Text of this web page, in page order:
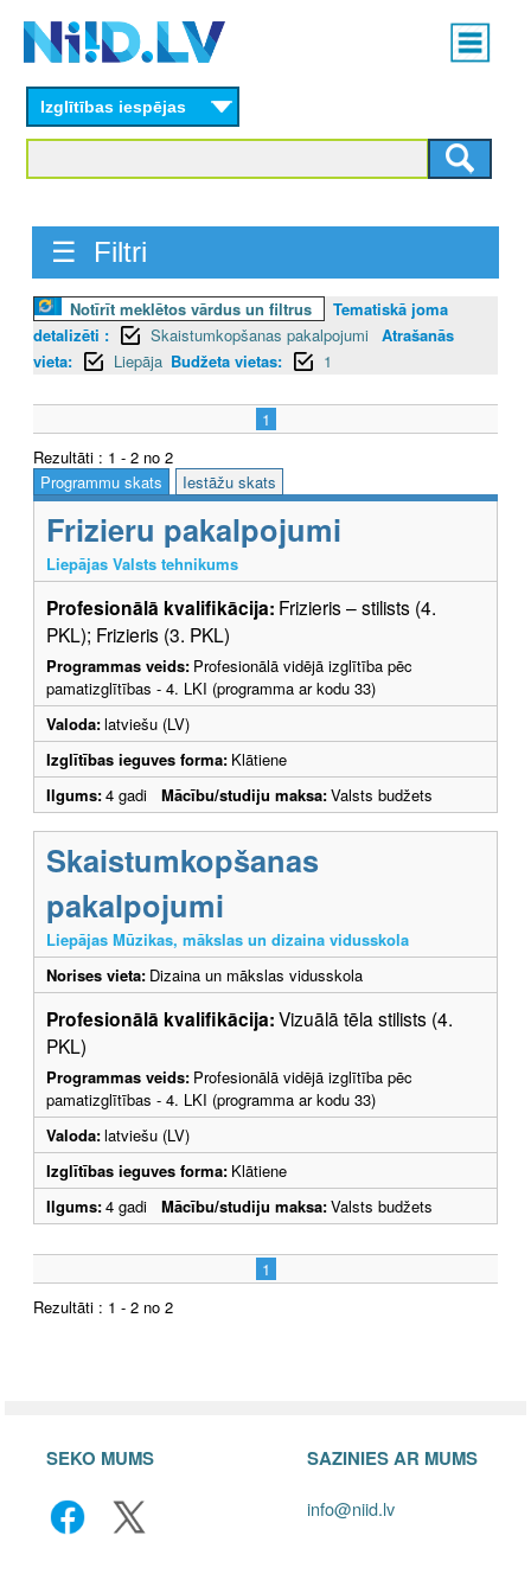
content
Main
menu
Izglītības iespējas
☰ Filtri
Notīrīt meklētos vārdus un filtrus
Tematiskā joma
detalizēti :
Skaistumkopšanas pakalpojumi
Atrašanās
vieta:
Liepāja Budžeta vietas: 1
1
Rezultāti : 1 - 2 no 2
Programmu skats
Iestāžu skats
Frizieru pakalpojumi
Liepājas Valsts tehnikums
Profesionālā kvalifikācija: Frizieris – stilists (4.
PKL); Frizieris (3. PKL)
Programmas veids: Profesionālā vidējā izglītība pēc
pamatizglītības - 4. LKI (programma ar kodu 33)
Valoda:latviešu (LV)
Izglītības ieguves forma: Klātiene
Ilgums:4 gadi Mācību/studiju maksa:Valsts budžets
Skaistumkopšanas
pakalpojumi
Liepājas Mūzikas, mākslas un dizaina vidusskola
Norises vieta: Dizaina un mākslas vidusskola
Profesionālā kvalifikācija:Vizuālā tēla stilists (4.
PKL)
Programmas veids: Profesionālā vidējā izglītība pēc
pamatizglītības - 4. LKI (programma ar kodu 33)
Valoda:latviešu (LV)
Izglītības ieguves forma: Klātiene
Ilgums:4 gadi Mācību/studiju maksa:Valsts budžets
1
Rezultāti : 1 - 2 no 2
SEKO MUMS SAZINIES AR MUMS
info@niid.lv